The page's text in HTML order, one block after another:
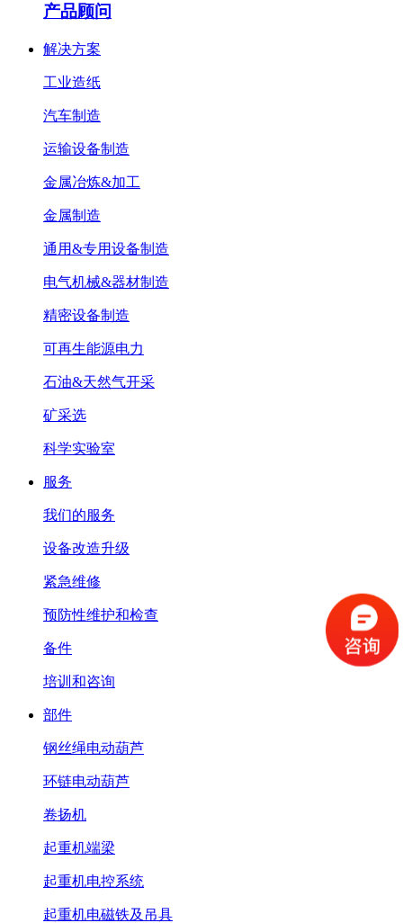
产品顾问
解决方案
工业造纸
汽车制造
运输设备制造
金属冶炼&加工
金属制造
通用&专用设备制造
电气机械&器材制造
精密设备制造
可再生能源电力
石油&天然气开采
矿采选
科学实验室
服务
我们的服务
设备改造升级
紧急维修
预防性维护和检查
备件
培训和咨询
部件
钢丝绳电动葫芦
环链电动葫芦
卷扬机
起重机端梁
起重机电控系统
起重机电磁铁及吊具